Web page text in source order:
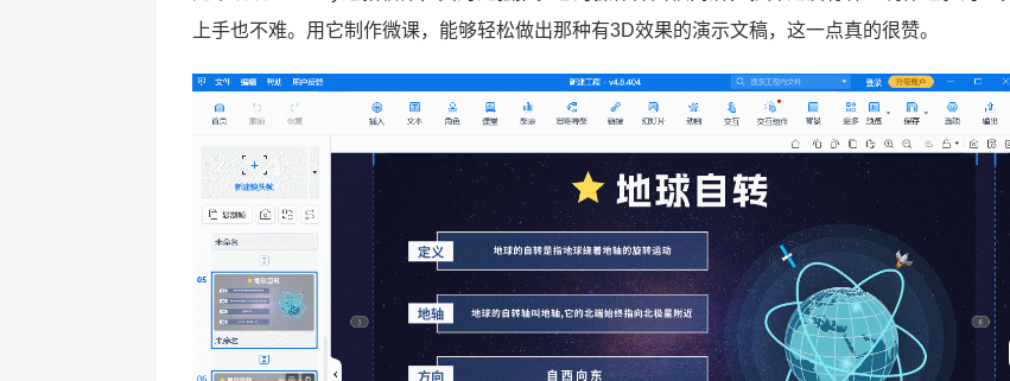
上手也不难。用它制作微课，能够轻松做出那种有3D效果的演示文稿，这一点真的很赞。